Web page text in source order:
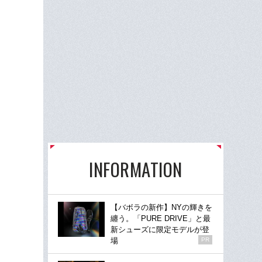
INFORMATION
【バボラの新作】NYの輝きを
纏う。「PURE DRIVE」と最
新シューズに限定モデルが登
場
PR